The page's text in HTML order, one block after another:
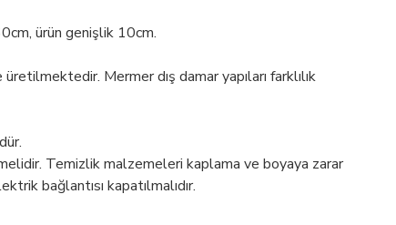
ürün genişlik 10cm.
Mermer dış damar yapıları farklılık
Temizlik malzemeleri kaplama ve boyaya zarar
bağlantısı kapatılmalıdır.